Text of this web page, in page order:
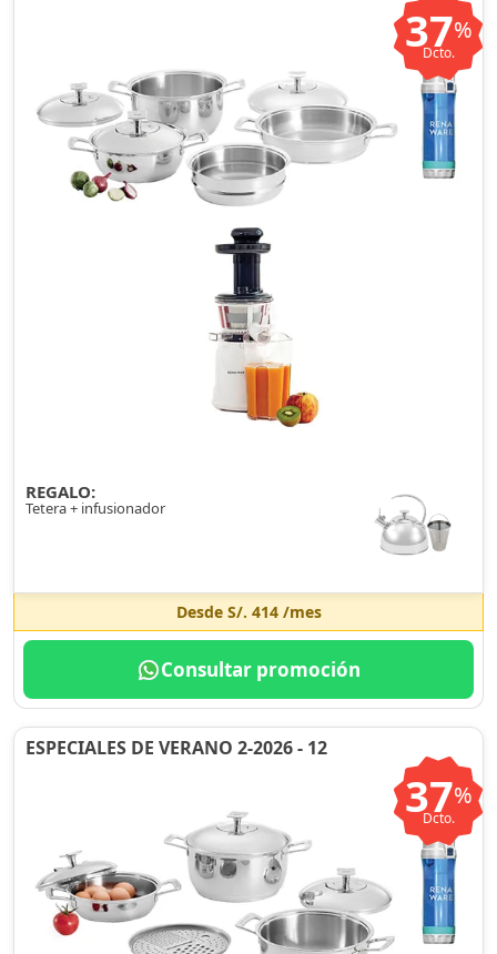
37%
Dcto.
REGALO:
Tetera + infusionador
Desde S/. 414/mes
Consultar promoción
ESPECIALES DE VERANO 2-2026 - 12
37%
Dcto.